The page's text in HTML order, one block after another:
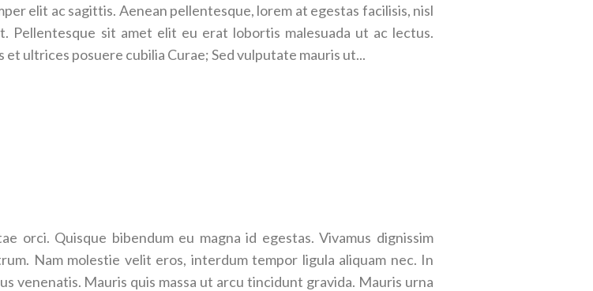
elit ac sagittis. Aenean pellentesque, lorem at egestas facilisis, nisl
Pellentesque sit amet elit eu erat lobortis malesuada ut ac lectus.
ultrices posuere cubilia Curae; Sed vulputate mauris ut...
orci. Quisque bibendum eu magna id egestas. Vivamus dignissim
Nam molestie velit eros, interdum tempor ligula aliquam nec. In
venenatis. Mauris quis massa ut arcu tincidunt gravida. Mauris urna